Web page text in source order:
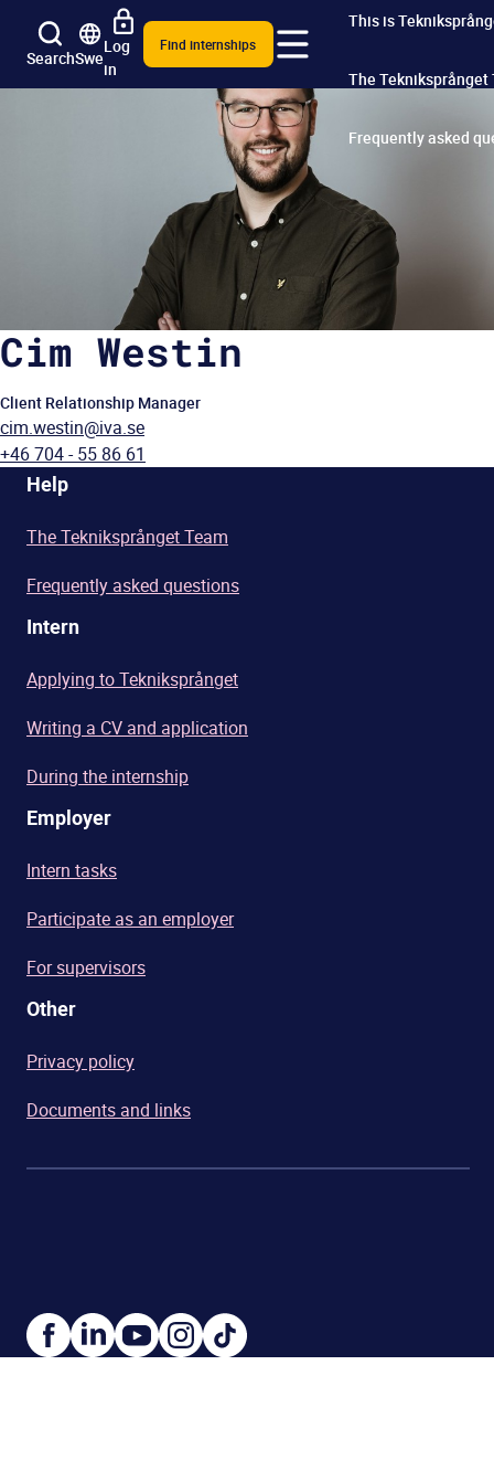
SearchSwe
Log
in
Find internships
This is
The Tekniksprånget
Frequently asked
Cim Westin
Client Relationship Manager
cim.westin@iva.se
+46 704 - 55 86 61
Help
The Tekniksprånget Team
Frequently asked questions
Intern
Applying to Tekniksprånget
Writing a CV and application
During the internship
Employer
Intern tasks
Participate as an employer
For supervisors
Other
Privacy policy
Documents and links